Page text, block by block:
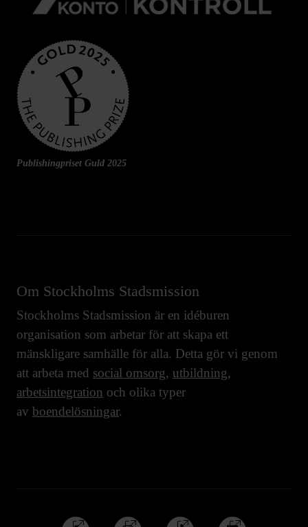
Publishingpriset Guld 2025
Om Stockholms Stadsmission
Stockholms Stadsmission är en idéburen
organisation som arbetar för att skapa ett
mänskligare samhälle för alla. Detta gör vi genom
att arbeta med social omsorg, utbildning,
arbetsintegration och olika typer
av boendelösningar.